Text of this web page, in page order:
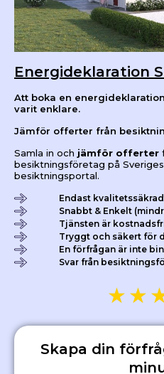
Energideklaration
Att boka en
varit enklare.
Jämför offerter från
Samla in och jämför offerter
besiktningsföretag på
besiktningsportal.
Endast
Snabbt & Enkelt
Tjänsten är
Tryggt och säkert för
En förfrågan är inte
Svar från
★ ★
Skapa din